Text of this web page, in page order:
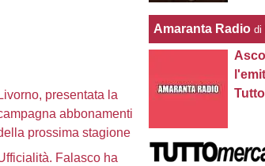
Livorno, presentata la
abbonamenti
prossima stagione
Falasco ha
Amaranta Radio di